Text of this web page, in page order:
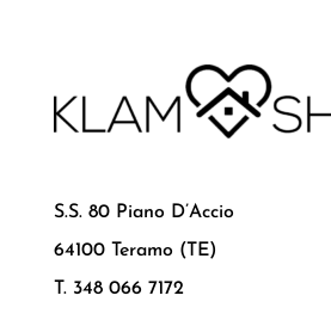
S.S. 80 Piano D’Accio
64100 Teramo (TE)
T. 348 066 7172